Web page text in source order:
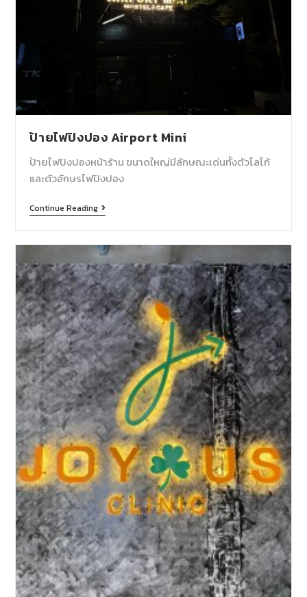
ป้ายไฟปิงปอง Airport Mini
ป้ายไฟปิงปองหน้าร้าน ขนาดใหญ่มีลักษณะเด่นทั้งตัวโลโก้
และตัวอักษรไฟปิงปอง
Continue Reading